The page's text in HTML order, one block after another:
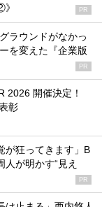
PR
ラウンドがなかっ
を変えた『企業版
PR
2026 開催決定！
彰
が狂ってきます」B
が明かす“見え
PR